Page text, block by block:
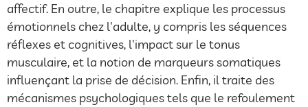
affectif. En outre, le chapitre explique les processus
émotionnels chez l'adulte, y compris les séquences
réflexes et cognitives, l'impact sur le tonus
musculaire, et la notion de marqueurs somatiques
influençant la prise de décision. Enfin, il traite des
mécanismes psychologiques tels que le refoulement